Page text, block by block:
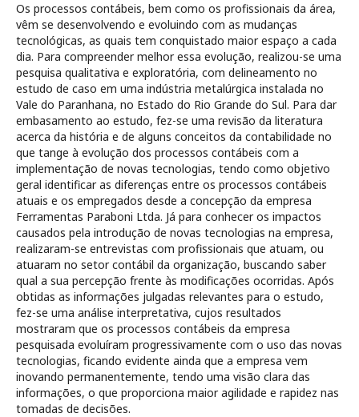
Os processos contábeis, bem como os profissionais da área,
vêm se desenvolvendo e evoluindo com as mudanças
tecnológicas, as quais tem conquistado maior espaço a cada
dia. Para compreender melhor essa evolução, realizou-se uma
pesquisa qualitativa e exploratória, com delineamento no
estudo de caso em uma indústria metalúrgica instalada no
Vale do Paranhana, no Estado do Rio Grande do Sul. Para dar
embasamento ao estudo, fez-se uma revisão da literatura
acerca da história e de alguns conceitos da contabilidade no
que tange à evolução dos processos contábeis com a
implementação de novas tecnologias, tendo como objetivo
geral identificar as diferenças entre os processos contábeis
atuais e os empregados desde a concepção da empresa
Ferramentas Paraboni Ltda. Já para conhecer os impactos
causados pela introdução de novas tecnologias na empresa,
realizaram-se entrevistas com profissionais que atuam, ou
atuaram no setor contábil da organização, buscando saber
qual a sua percepção frente às modificações ocorridas. Após
obtidas as informações julgadas relevantes para o estudo,
fez-se uma análise interpretativa, cujos resultados
mostraram que os processos contábeis da empresa
pesquisada evoluíram progressivamente com o uso das novas
tecnologias, ficando evidente ainda que a empresa vem
inovando permanentemente, tendo uma visão clara das
informações, o que proporciona maior agilidade e rapidez nas
tomadas de decisões.